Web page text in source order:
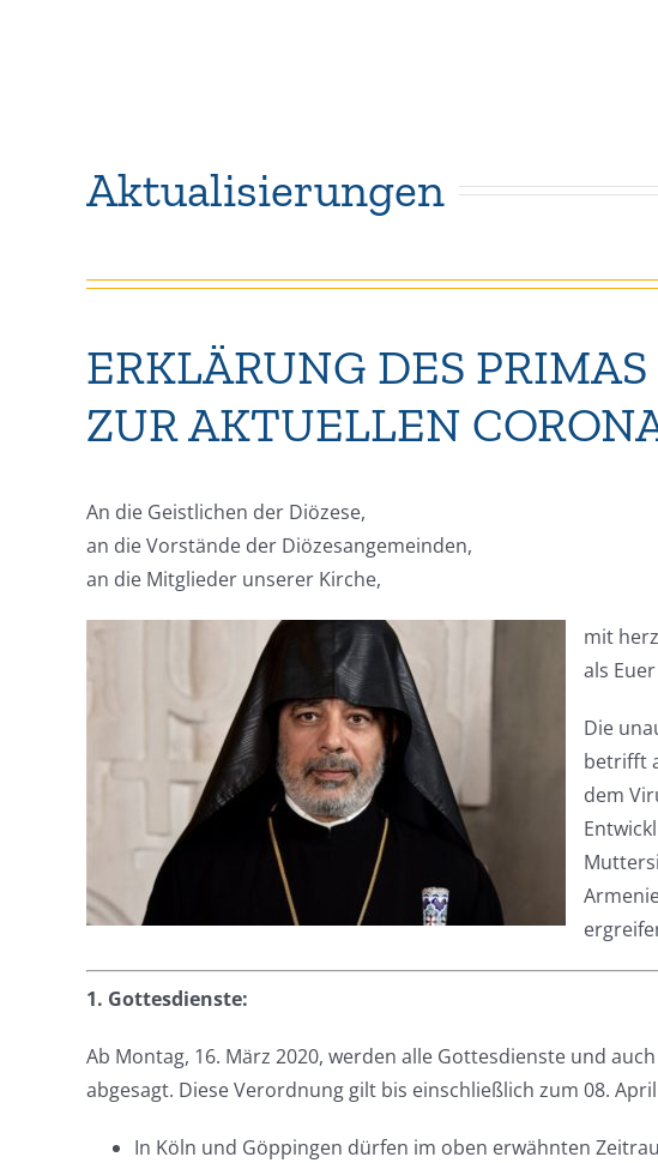
Aktualisierungen
ERKLÄRUNG DES PRIMAS
ZUR AKTUELLEN
An die Geistlichen der Diözese,
an die Vorstände der Diözesangemeinden,
an die Mitglieder unserer Kirche,
mit
als
Die
betrifft
dem
1. Gottesdienste:
Ab Montag, 16. März 2020, werden alle Gottesdienste und
abgesagt. Diese Verordnung gilt bis einschließlich zum 08.
In Köln und Göppingen dürfen im oben erwähnten